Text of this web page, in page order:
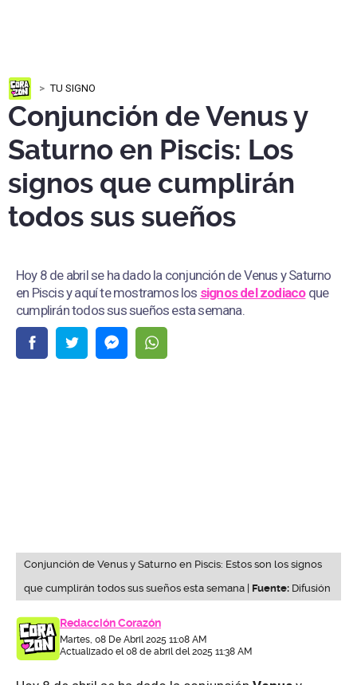
TU SIGNO
Conjunción de Venus y
Saturno en Piscis: Los
signos que cumplirán
todos sus sueños
Hoy 8 de abril se ha dado la conjunción de Venus y Saturno
en Piscis y aquí te mostramos los signos del zodiacoque
cumplirán todos sus sueños esta semana.
Conjunción de Venus y Saturno en Piscis: Estos son los signos
que cumplirán todos sus sueños esta semana | Fuente: Difusión
Redacción Corazón
Martes, 08 De Abril 2025 11:08 AM
Actualizado el 08 de abril del 2025 11:38 AM